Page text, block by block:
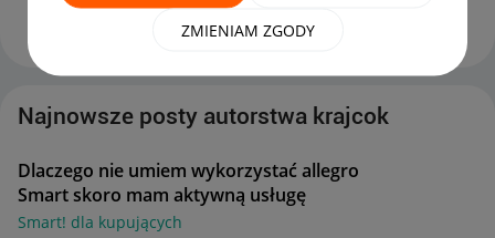
ZMIENIAM ZGODY
11:05
Najnowsze posty autorstwa krajcok
Dlaczego nie umiem wykorzystać allegro
Smart skoro mam aktywną usługę
Smart! dla kupujących